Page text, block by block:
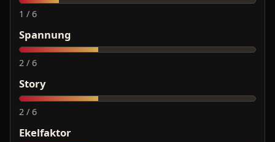
1 / 6
Spannung
2 / 6
Story
2 / 6
Ekelfaktor